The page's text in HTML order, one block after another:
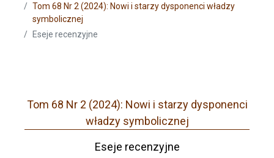
Tom 68 Nr 2 (2024): Nowi i starzy dysponenci władzy
symbolicznej
Eseje recenzyjne
Tom 68 Nr 2 (2024): Nowi i starzy dysponenci
władzy symbolicznej
Eseje recenzyjne